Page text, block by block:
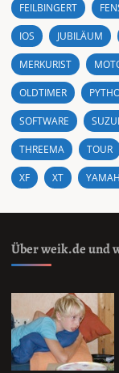
FEILBINGERT
IOS JUBILÄUM
MERKURIST
OLDTIMER
SOFTWARE
THREEMA TOUR
XF XT
Über weik.de und